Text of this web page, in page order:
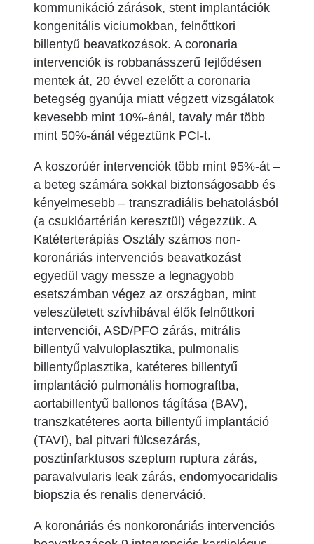
kommunikáció zárások, stent implantációk
kongenitális viciumokban, felnőttkori
billentyű beavatkozások. A coronaria
intervenciók is robbanásszerű fejlődésen
mentek át, 20 évvel ezelőtt a coronaria
betegség gyanúja miatt végzett vizsgálatok
kevesebb mint 10%-ánál, tavaly már több
mint 50%-ánál végeztünk PCI-t.
A koszorúér intervenciók több mint 95%-át –
a beteg számára sokkal biztonságosabb és
kényelmesebb – transzradiális behatolásból
(a csuklóartérián keresztül) végezzük. A
Katéterterápiás Osztály számos non-
koronáriás intervenciós beavatkozást
egyedül vagy messze a legnagyobb
esetszámban végez az országban, mint
veleszületett szívhibával élők felnőttkori
intervenciói, ASD/PFO zárás, mitrális
billentyű valvuloplasztika, pulmonalis
billentyűplasztika, katéteres billentyű
implantáció pulmonális homograftba,
aortabillentyű ballonos tágítása (BAV),
transzkatéteres aorta billentyű implantáció
(TAVI), bal pitvari fülcsezárás,
posztinfarktusos szeptum ruptura zárás,
paravalvularis leak zárás, endomyocaridalis
biopszia és renalis denerváció.
A koronáriás és nonkoronáriás intervenciós